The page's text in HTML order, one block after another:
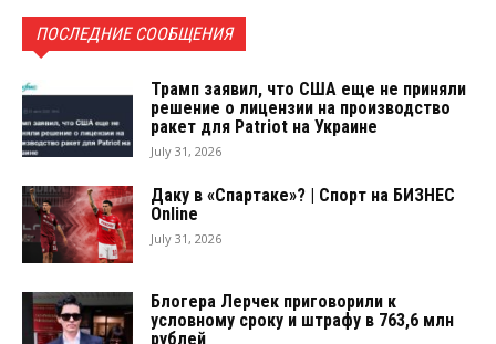
ПОСЛЕДНИЕ СООБЩЕНИЯ
Трамп заявил, что США еще не приняли
решение о лицензии на производство
ракет для Patriot на Украине
July 31, 2026
Даку в «Спартаке»? | Спорт на БИЗНЕС
Online
July 31, 2026
Блогера Лерчек приговорили к
условному сроку и штрафу в 763,6 млн
рублей